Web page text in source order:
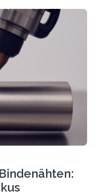
Anordnung kann
so mehr Kontrolle
Die ebenfalls neue
dazu, die Software
Messe FACHPACK